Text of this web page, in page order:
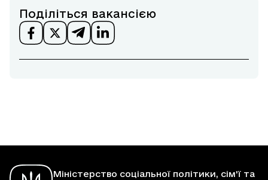
Поділіться вакансією
Міністерство соціальної політики, сім'ї та